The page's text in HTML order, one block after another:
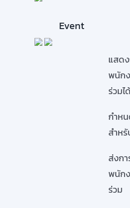
Event
แสด
พนักง
ร่วมไ
กำห
สำหรั
ส่งก
พนัก
ร่วม